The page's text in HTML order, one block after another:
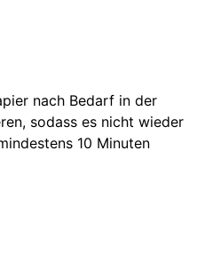
nach Bedarf in der
sodass es nicht wieder
10 Minuten